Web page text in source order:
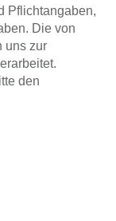
Pflichtangaben,
Die von
uns zur
den